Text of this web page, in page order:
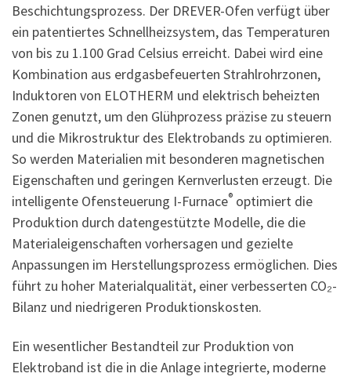
Beschichtungsprozess. Der DREVER-Ofen verfügt über
ein patentiertes Schnellheizsystem, das Temperaturen
von bis zu 1.100 Grad Celsius erreicht. Dabei wird eine
Kombination aus erdgasbefeuerten Strahlrohrzonen,
Induktoren von ELOTHERM und elektrisch beheizten
Zonen genutzt, um den Glühprozess präzise zu steuern
und die Mikrostruktur des Elektrobands zu optimieren.
So werden Materialien mit besonderen magnetischen
Eigenschaften und geringen Kernverlusten erzeugt. Die
intelligente Ofensteuerung I-Furnace® optimiert die
Produktion durch datengestützte Modelle, die die
Materialeigenschaften vorhersagen und gezielte
Anpassungen im Herstellungsprozess ermöglichen. Dies
führt zu hoher Materialqualität, einer verbesserten CO₂-
Bilanz und niedrigeren Produktionskosten.
Ein wesentlicher Bestandteil zur Produktion von
Elektroband ist die in die Anlage integrierte, moderne